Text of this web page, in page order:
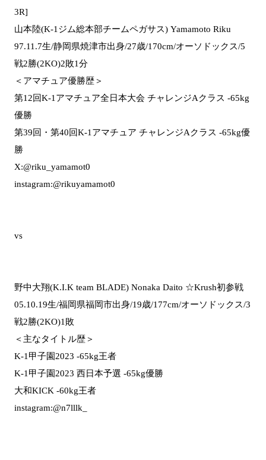
3R]
山本陸(K-1ジム総本部チームペガサス) Yamamoto Riku
97.11.7生/静岡県焼津市出身/27歳/170cm/オーソドックス/5
戦2勝(2KO)2敗1分
＜アマチュア優勝歴＞
第12回K-1アマチュア全日本大会 チャレンジAクラス -65kg
優勝
第39回・第40回K-1アマチュア チャレンジAクラス -65kg優
勝
X:@riku_yamamot0
instagram:@rikuyamamot0
vs
野中大翔(K.I.K team BLADE) Nonaka Daito ☆Krush初参戦
05.10.19生/福岡県福岡市出身/19歳/177cm/オーソドックス/3
戦2勝(2KO)1敗
＜主なタイトル歴＞
K-1甲子園2023 -65kg王者
K-1甲子園2023 西日本予選 -65kg優勝
大和KICK -60kg王者
instagram:@n7lllk_